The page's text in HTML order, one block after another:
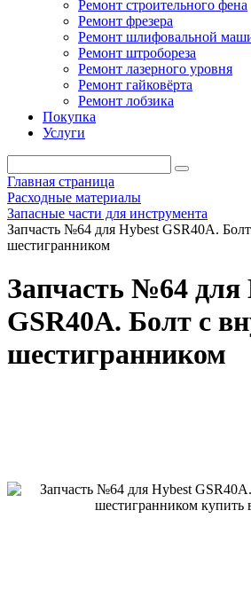
Ремонт строительного фена
Ремонт фрезера
Ремонт шлифовальной
Ремонт штробореза
Ремонт лазерного уровня
Ремонт гайковёрта
Ремонт лобзика
Покупка
Услуги
Главная страница
Расходные материалы
Запасные части для инструмента
Запчасть №64 для Hybest GSR40A.
шестигранником
Запчасть №64 для
GSR40A. Болт с
шестигранником